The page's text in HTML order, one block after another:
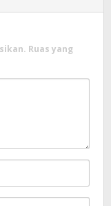
Ruas yang